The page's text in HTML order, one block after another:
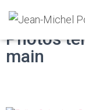
Photographies
Photos
main